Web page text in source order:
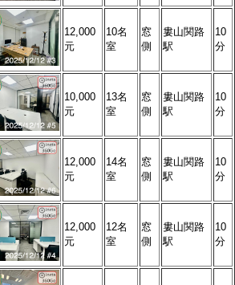
12,000
元
10名
室
窓
側
婁山関路
駅
10
分
10,000
元
13名
室
窓
側
婁山関路
駅
10
分
12,000
元
14名
室
窓
側
婁山関路
駅
10
分
12,000
元
12名
室
窓
側
婁山関路
駅
10
分